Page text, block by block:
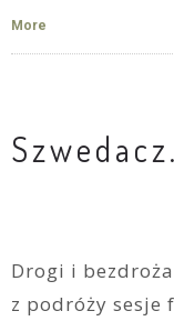
More
Drogi i
z podróży sesje